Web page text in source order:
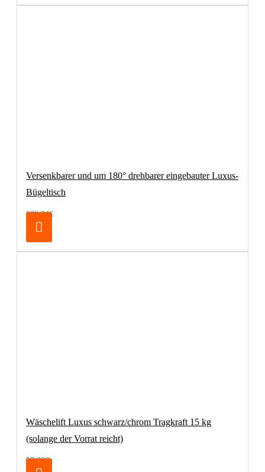
Versenkbarer und um 180° drehbarer eingebauter Luxus-
Bügeltisch
209,24€
Wäschelift Luxus schwarz/chrom Tragkraft 15 kg
(solange der Vorrat reicht)
57,98€